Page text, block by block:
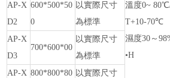
溫度0~
T+10-70℃
濕度30～
•H
AP-X
D2
600*500*50
0
以實際尺寸
為標準
AP-X
D3
700*600*00
以實際尺寸
為標準
AP-X 800*800*80 以實際尺寸